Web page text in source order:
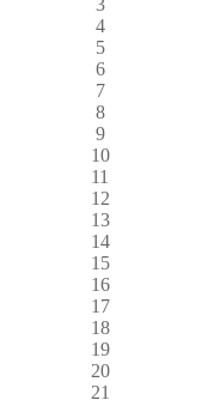
4
5
6
7
8
9
10
11
12
13
14
15
16
17
18
19
20
21